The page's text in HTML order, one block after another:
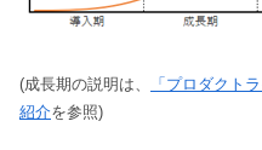
(成長期の説明は、
「プロダクト
紹介を参照)